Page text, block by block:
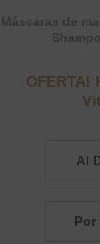
Máscaras de
OFERTA!
Al
Por